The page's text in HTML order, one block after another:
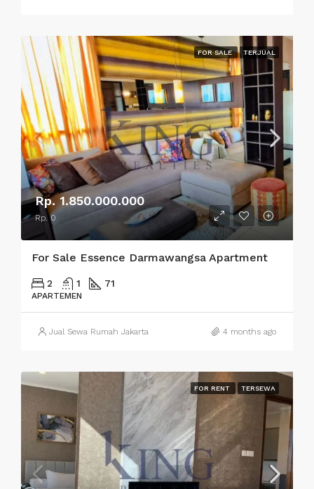
FOR SALE TERJUAL
Rp. 1.850.000.000
Rp. 0
For Sale Essence Darmawangsa Apartment
2 1 71
APARTEMEN
Jual Sewa Rumah Jakarta 4 months ago
FOR RENT TERSEWA